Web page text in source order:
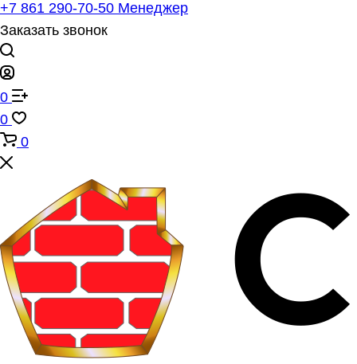
+7 861 290-70-50 Менеджер
Заказать звонок
0
0
0